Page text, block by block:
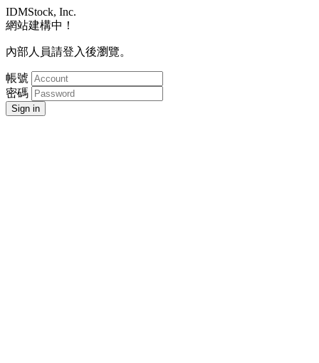
IDMStock, Inc.
網站建構中！
內部人員請登入後瀏覽。
帳號
密碼
Sign in